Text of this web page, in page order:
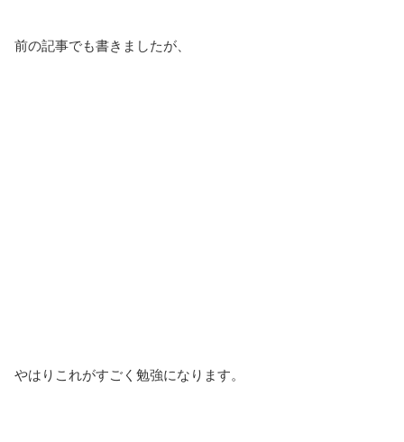
前の記事でも書きましたが、
やはりこれがすごく勉強になります。